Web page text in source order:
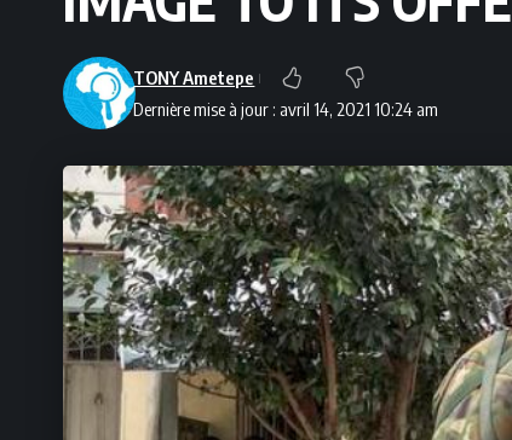
Dernière mise à jour : avril 14, 2021 10:24 am
TONY Ametepe